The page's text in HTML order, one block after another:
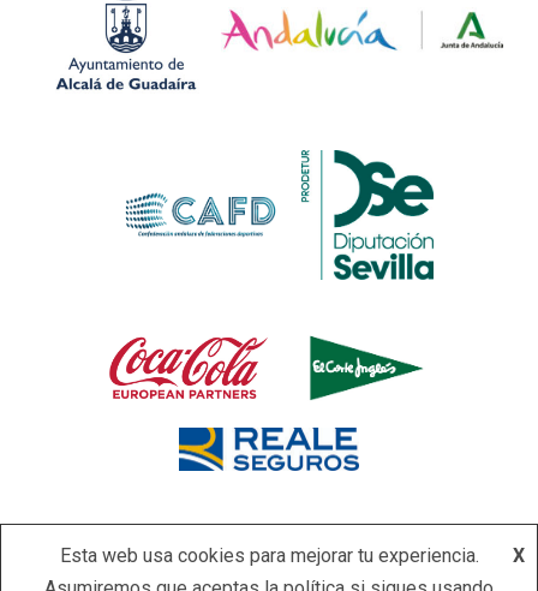
Esta web usa cookies para mejorar tu experiencia.
X